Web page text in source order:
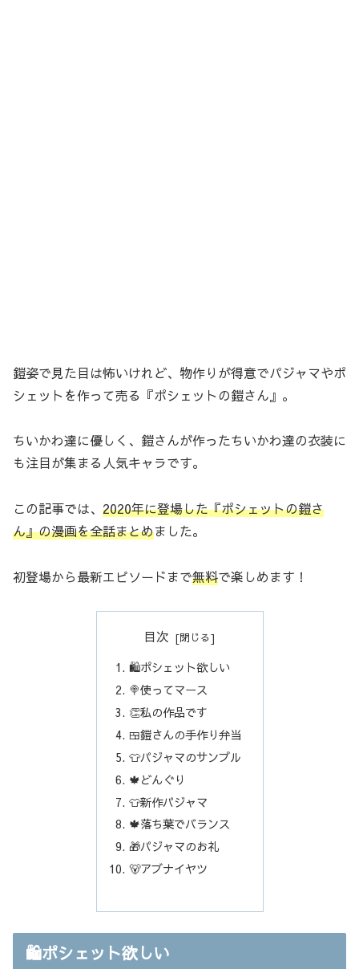
鎧姿で見た目は怖いけれど、物作りが得意でパジャマやポ
シェットを作って売る『ポシェットの鎧さん』。
ちいかわ達に優しく、鎧さんが作ったちいかわ達の衣装に
も注目が集まる人気キャラです。
この記事では、 2020年に登場した『ポシェットの鎧さ
ん』の漫画を全話まとめました。
初登場から最新エピソードまで無料で楽しめます！
目次
🛍️ポシェット欲しい
🍭使ってマース
👏私の作品です
🍱鎧さんの手作り弁当
👕パジャマのサンプル
🍁どんぐり
👕新作パジャマ
🍁落ち葉でバランス
🎁パジャマのお礼
🐻アブナイヤツ
🛍️ポシェット欲しい